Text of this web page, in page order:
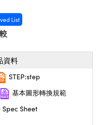
List
資料
STEP:step
基本圖形轉換規範
Spec Sheet